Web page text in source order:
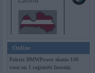
Online
Pašreiz BMWPower skatās 106
viesi un 1 reģistrēti lietotāji.